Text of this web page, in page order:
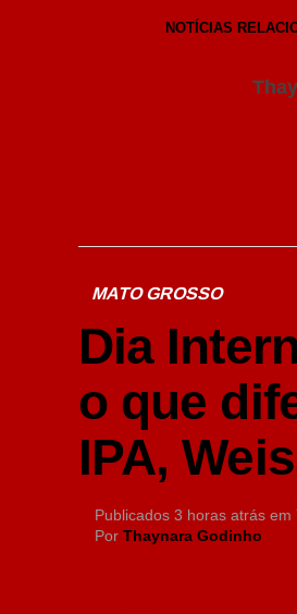
NOTÍCIAS
MATO GROSSO
Dia
o que
IPA,
Publicados 3 horas atrás em
Por Thaynara Godinho